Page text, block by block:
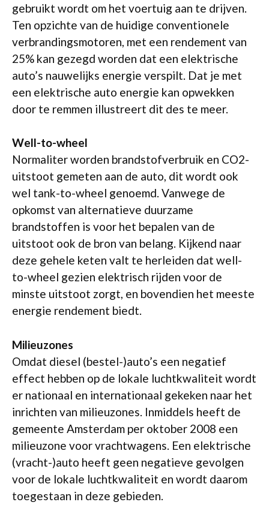
gebruikt wordt om het voertuig aan te drijven.
Ten opzichte van de huidige conventionele
verbrandingsmotoren, met een rendement van
25% kan gezegd worden dat een elektrische
auto’s nauwelijks energie verspilt. Dat je met
een elektrische auto energie kan opwekken
door te remmen illustreert dit des te meer.
Well-to-wheel
Normaliter worden brandstofverbruik en CO2-
uitstoot gemeten aan de auto, dit wordt ook
wel tank-to-wheel genoemd. Vanwege de
opkomst van alternatieve duurzame
brandstoffen is voor het bepalen van de
uitstoot ook de bron van belang. Kijkend naar
deze gehele keten valt te herleiden dat well-
to-wheel gezien elektrisch rijden voor de
minste uitstoot zorgt, en bovendien het meeste
energie rendement biedt.
Milieuzones
Omdat diesel (bestel-)auto’s een negatief
effect hebben op de lokale luchtkwaliteit wordt
er nationaal en internationaal gekeken naar het
inrichten van milieuzones. Inmiddels heeft de
gemeente Amsterdam per oktober 2008 een
milieuzone voor vrachtwagens. Een elektrische
(vracht-)auto heeft geen negatieve gevolgen
voor de lokale luchtkwaliteit en wordt daarom
toegestaan in deze gebieden.